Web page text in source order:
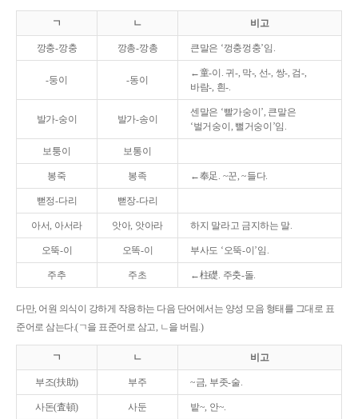
ㄱ ㄴ 비고
깡충-깡충 깡총-깡총 큰말은 ‘껑충껑충’임.
-둥이 -동이
←童-이. 귀-, 막-, 선-, 쌍-, 검-,
바람-, 흰-.
발가-숭이 발가-송이
센말은 ‘빨가숭이’, 큰말은
‘벌거숭이, 뻘거숭이’임.
보퉁이 보통이
봉죽 봉족 ←奉足. ~꾼, ~들다.
뻗정-다리 뻗장-다리
아서, 아서라 앗아, 앗아라 하지 말라고 금지하는 말.
오뚝-이 오똑-이 부사도 ‘오뚝-이’임.
주추 주초 ←柱礎. 주춧-돌.
다만, 어원 의식이 강하게 작용하는 다음 단어에서는 양성 모음 형태를 그대로 표
준어로 삼는다.(ㄱ을 표준어로 삼고, ㄴ을 버림.)
ㄱ ㄴ 비고
부조(扶助) 부주 ~금, 부좃-술.
사돈(査頓) 사둔 밭~, 안~.